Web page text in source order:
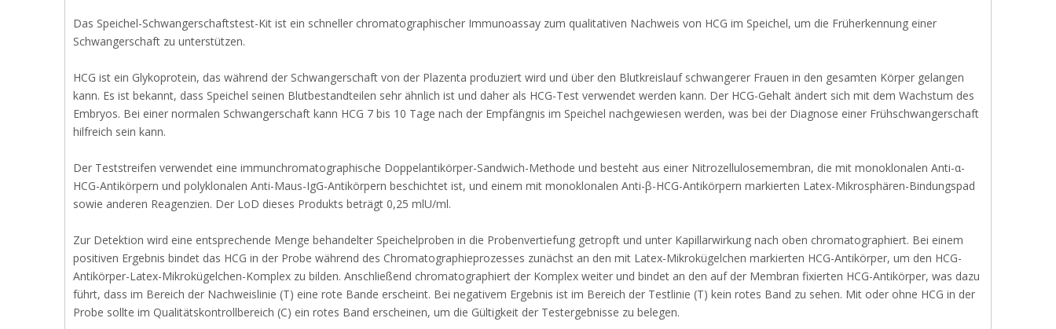
Das Speichel-Schwangerschaftstest-Kit ist ein schneller chromatographischer Immunoassay zum qualitativen Nachweis von HCG im Speichel, um die Früherkennung einer
Schwangerschaft zu unterstützen.
HCG ist ein Glykoprotein, das während der Schwangerschaft von der Plazenta produziert wird und über den Blutkreislauf schwangerer Frauen in den gesamten Körper gelangen
kann. Es ist bekannt, dass Speichel seinen Blutbestandteilen sehr ähnlich ist und daher als HCG-Test verwendet werden kann. Der HCG-Gehalt ändert sich mit dem Wachstum des
Embryos. Bei einer normalen Schwangerschaft kann HCG 7 bis 10 Tage nach der Empfängnis im Speichel nachgewiesen werden, was bei der Diagnose einer Frühschwangerschaft
hilfreich sein kann.
Der Teststreifen verwendet eine immunchromatographische Doppelantikörper-Sandwich-Methode und besteht aus einer Nitrozellulosemembran, die mit monoklonalen Anti-α-
HCG-Antikörpern und polyklonalen Anti-Maus-IgG-Antikörpern beschichtet ist, und einem mit monoklonalen Anti-β-HCG-Antikörpern markierten Latex-Mikrosphären-Bindungspad
sowie anderen Reagenzien. Der LoD dieses Produkts beträgt 0,25 mlU/ml.
Zur Detektion wird eine entsprechende Menge behandelter Speichelproben in die Probenvertiefung getropft und unter Kapillarwirkung nach oben chromatographiert. Bei einem
positiven Ergebnis bindet das HCG in der Probe während des Chromatographieprozesses zunächst an den mit Latex-Mikrokügelchen markierten HCG-Antikörper, um den HCG-
Antikörper-Latex-Mikrokügelchen-Komplex zu bilden. Anschließend chromatographiert der Komplex weiter und bindet an den auf der Membran fixierten HCG-Antikörper, was dazu
führt, dass im Bereich der Nachweislinie (T) eine rote Bande erscheint. Bei negativem Ergebnis ist im Bereich der Testlinie (T) kein rotes Band zu sehen. Mit oder ohne HCG in der
Probe sollte im Qualitätskontrollbereich (C) ein rotes Band erscheinen, um die Gültigkeit der Testergebnisse zu belegen.